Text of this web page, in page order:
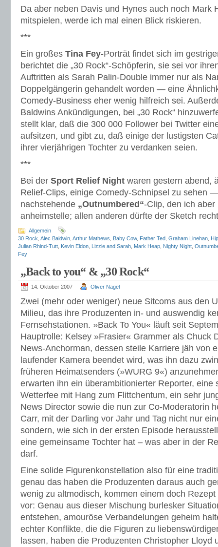
Da aber neben Davis und Hynes auch noch Mark
mitspielen, werde ich mal einen Blick riskieren.
***
Ein großes Tina Fey-Porträt findet sich im
berichtet die „30 Rock“-Schöpferin, sie sei vor
Auftritten als Sarah Palin-Double immer nur als
Doppelgängerin gehandelt worden — eine
Comedy-Business eher wenig hilfreich sei.
Baldwins Ankündigungen, bei „30 Rock“
stellt klar, daß die 300 000 Follower bei Twitter
aufsitzen, und gibt zu, daß einige der lustigsten
ihrer vierjährigen Tochter zu verdanken seien.
***
Bei der Sport Relief Night waren gestern abend,
Relief-Clips, einige Comedy-Schnipsel zu sehen
nachstehende „Outnumbered“-Clip, den ich
anheimstelle; allen anderen dürfte der Sketch
Allgemein
30 Rock Alec Baldwin Arthur Mathews Baby Cow, Father Ted Graham Linehan
Julian Rhind-Tutt Kevin Eldon Lizzie and Sarah Mark Heap Nighty Night
Fey
„Back to you“ & „30 Rock“
14. Oktober 2007 Oliver Nagel
Zwei (mehr oder weniger) neue Sitcoms aus den
Milieu, das ihre Produzenten in- und auswendig
Fernsehstationen. »Back To You« läuft seit
Hauptrolle: Kelsey »Frasier« Grammer als Chuck
News-Anchorman, dessen steile Karriere jäh von
laufender Kamera beendet wird, was ihn dazu
früheren Heimatsenders (»WURG 9«)
erwarten ihn ein überambitionierter Reporter, eine
Wetterfee mit Hang zum Flittchentum, ein sehr
News Director sowie die nun zur Co-Moderatorin
Carr, mit der Darling vor Jahr und Tag nicht nur
sondern, wie sich in der ersten Episode
eine gemeinsame Tochter hat – was aber in der
darf.
Eine solide Figurenkonstellation also für eine
genau das haben die Produzenten daraus auch
wenig zu altmodisch, kommen einem doch
vor: Genau aus dieser Mischung burlesker
entstehen, amouröse Verbandelungen geheim
echter Konflikte, die die Figuren zu
lassen, haben die Produzenten Christopher Lloyd